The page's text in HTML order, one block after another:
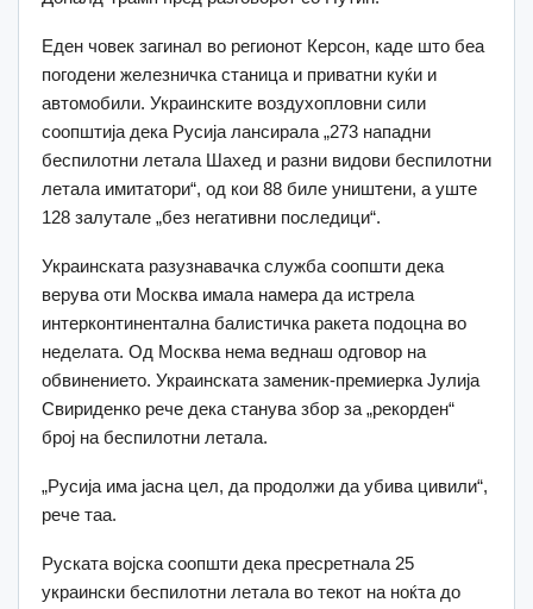
Еден човек загинал во регионот Керсон, каде што беа
погодени железничка станица и приватни куќи и
автомобили. Украинските воздухопловни сили
соопштија дека Русија лансирала „273 нападни
беспилотни летала Шахед и разни видови беспилотни
летала имитатори“, од кои 88 биле уништени, а уште
128 залутале „без негативни последици“.
Украинската разузнавачка служба соопшти дека
верува оти Москва имала намера да истрела
интерконтинентална балистичка ракета подоцна во
неделата. Од Москва нема веднаш одговор на
обвинението. Украинската заменик-премиерка Јулија
Свириденко рече дека станува збор за „рекорден“
број на беспилотни летала.
„Русија има јасна цел, да продолжи да убива цивили“,
рече таа.
Руската војска соопшти дека пресретнала 25
украински беспилотни летала во текот на ноќта до